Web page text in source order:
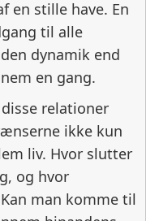
en stille have. En
til alle
dynamik end
en gang.
relationer
ikke kun
liv. Hvor slutter
og hvor
man komme til